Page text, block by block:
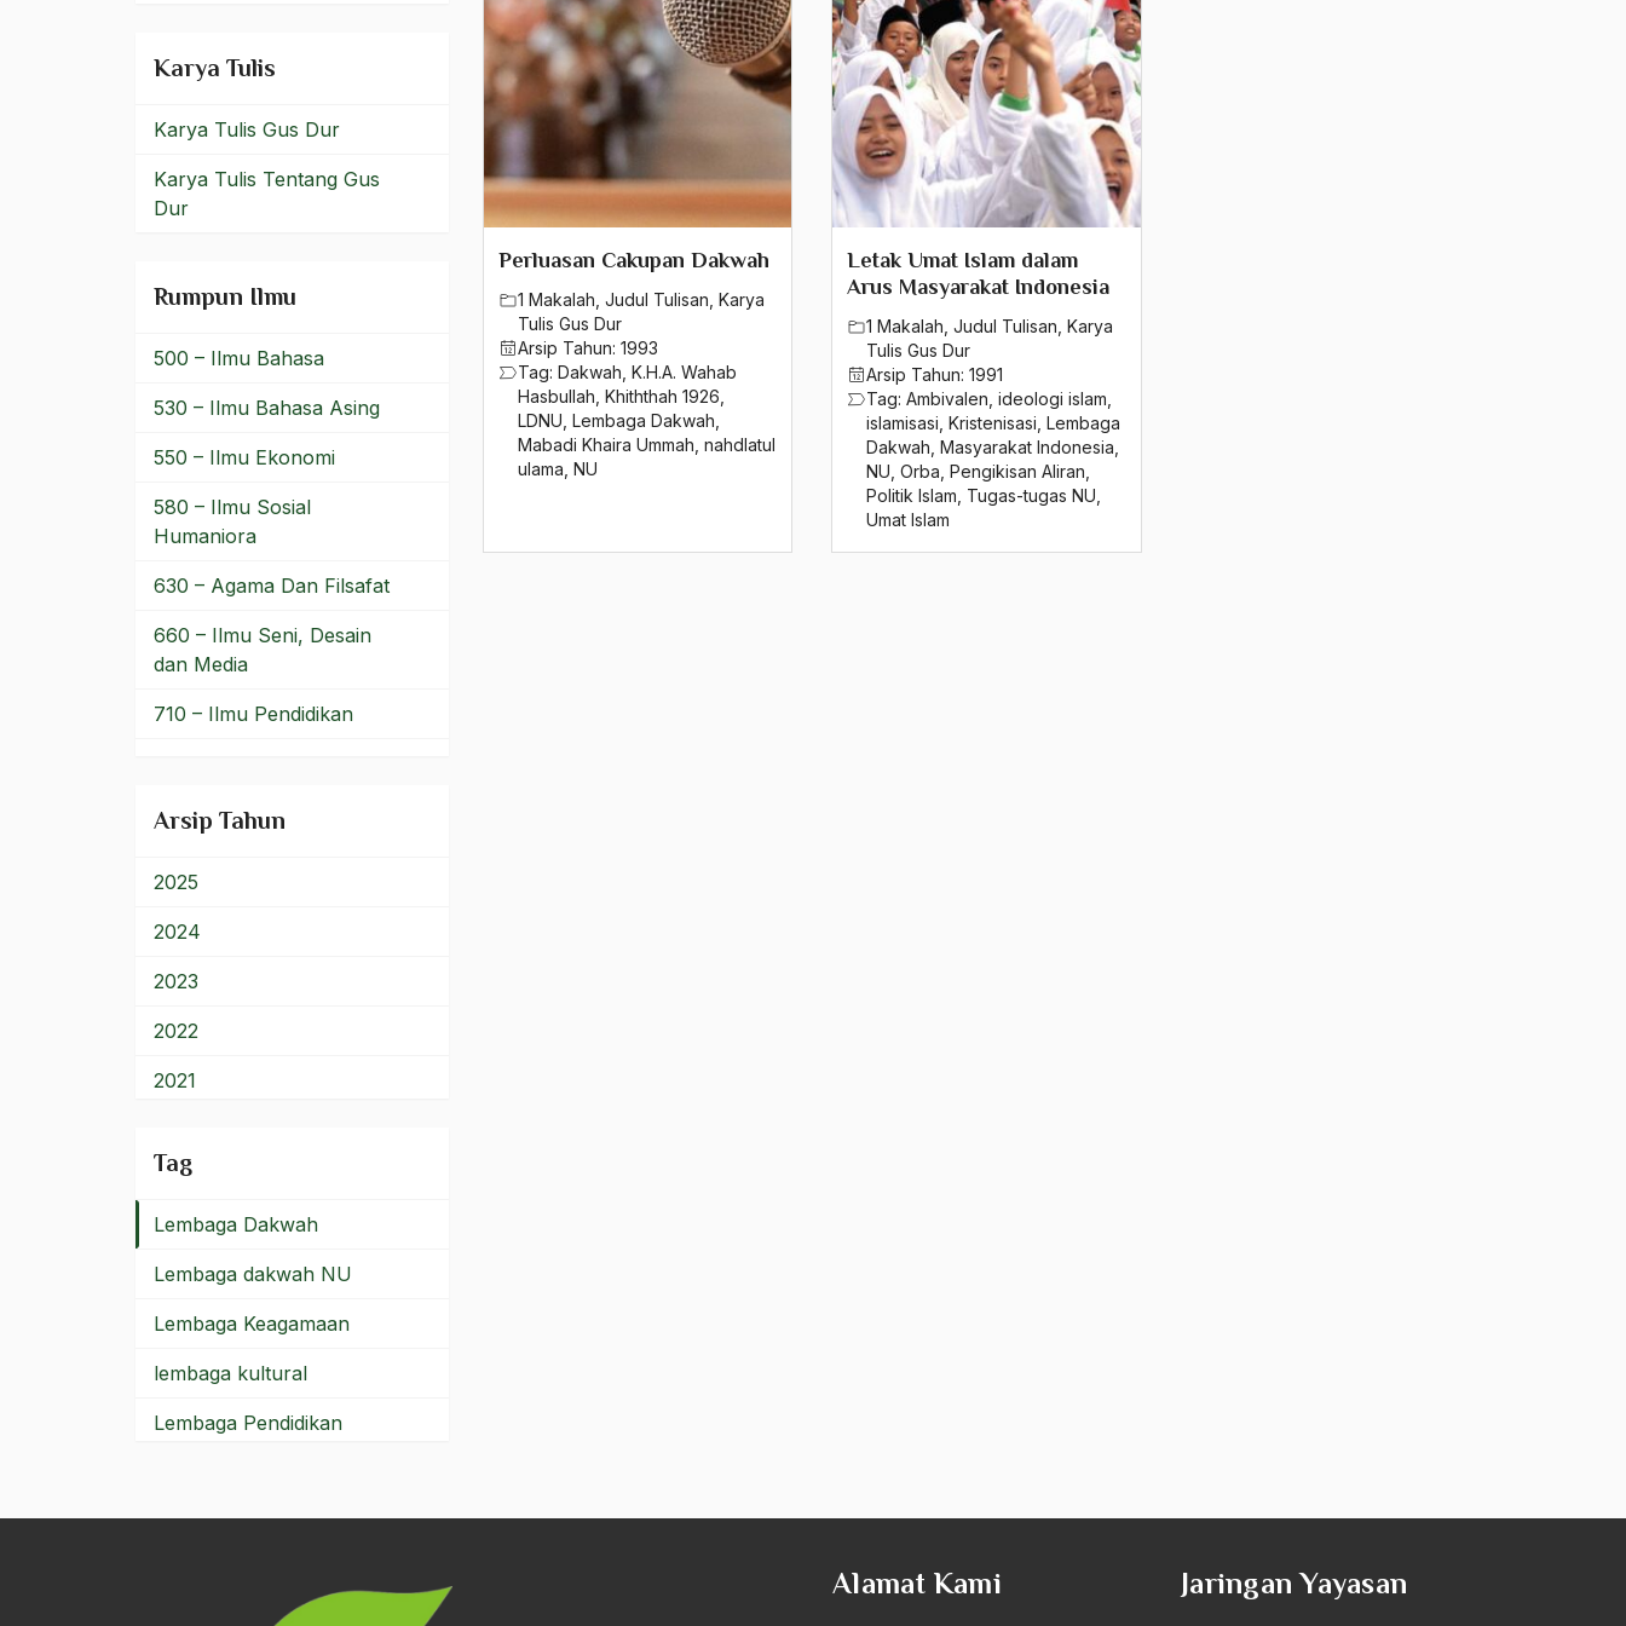
Perluasan Cakupan Dakwah
1 Makalah Judul Tulisan Karya
Tulis Gus Dur
Arsip Tahun: 1993
Tag: Dakwah K.H.A. Wahab
Hasbullah Khiththah 1926
LDNU Lembaga Dakwah
Mabadi Khaira Ummah nahdlatul
ulama NU
Letak Umat Islam dalam
Arus Masyarakat Indonesia
1 Makalah ,Judul Tulisan ,Karya
Tulis Gus Dur
Arsip Tahun:1991
Tag:Ambivalen ,ideologi islam
islamisasi ,Kristenisasi ,Lembaga
Dakwah ,Masyarakat Indonesia
NU ,Orba ,Pengikisan Aliran
Politik Islam Tugas-tugas NU
Umat Islam
Karya Tulis
Karya Tulis Gus Dur
Karya Tulis Tentang Gus
Dur
Rumpun Ilmu
500 – Ilmu Bahasa
530 – Ilmu Bahasa Asing
550 – Ilmu Ekonomi
580 – Ilmu Sosial
Humaniora
630 – Agama Dan Filsafat
660 – Ilmu Seni, Desain
dan Media
710 – Ilmu Pendidikan
Arsip Tahun
2025
2024
2023
2022
2021
2019
2018
2017
2016
2015
2014
Tag
Langkah Statis
Langkah Strategis
Larantuka
Laskar PETA
Lebanon
Lebaran
Lee Kuan Yew
Legal-Formalistik
Legalformalistik
Legitimasi
Legitimasi Keagamaan
legitimasi Kekuasaam
Legitimasi Kekuasaan
Legitimasi Pemerintah
lelucon
Lembaga Bantuan Hukum
Lembaga Dakwah
Lembaga dakwah NU
Lembaga Keagamaan
lembaga kultural
Lembaga Pendidikan
lembaga swadaya
Alamat Kami Jaringan Yayasan